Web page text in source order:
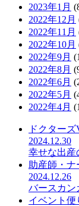
2023年1月
2022年12月
2022年11月
2022年10月
2022年9月
2022年8月
2022年6月
2022年5月
2022年4月
ドクターズ
2024.12.30
幸せな出産
助産師・ナ
2024.12.26
バースカン
イベント便